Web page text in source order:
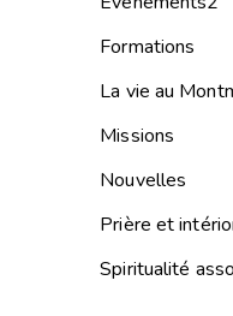
Formations
La vie au
Missions
Nouvelles
Prière et
Spiritualité